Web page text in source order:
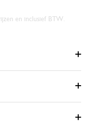
en inclusief BTW.